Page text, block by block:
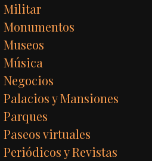
Militar
Monumentos
Museos
Música
Negocios
Palacios y Mansiones
Parques
Paseos virtuales
Periódicos y Revistas